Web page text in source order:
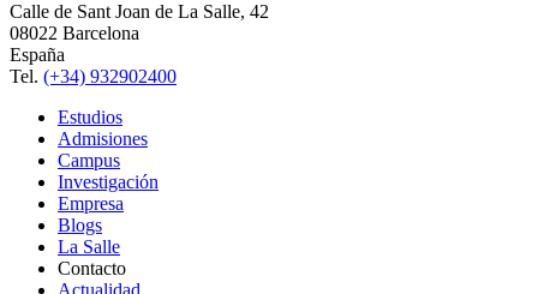
Calle de Sant Joan de La Salle, 42
08022 Barcelona
España
Tel. (+34) 932902400
Estudios
Admisiones
Campus
Investigación
Empresa
Blogs
La Salle
Contacto